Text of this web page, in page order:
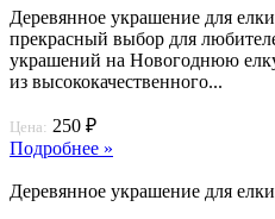
Деревянное украшение для
прекрасный выбор для
украшений на Новогоднюю
из высококачественного...
Цена: 250 ₽
Подробнее »
Деревянное украшение для